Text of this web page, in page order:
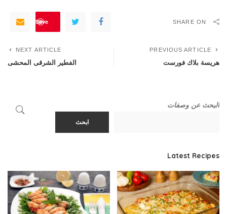
SHARE ON
Save
PREVIOUS ARTICLE
هريسة بلاك فورست
NEXT ARTICLE
الفطير الشرقى المحشى
البحث عن وصفات
ابحث
Latest Recipes